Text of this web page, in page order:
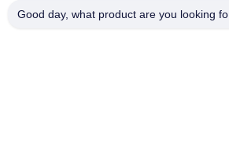
Good day, what product are you looking